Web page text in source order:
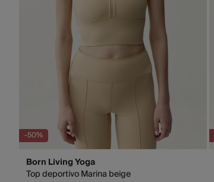
-50%
Born Living Yoga
Top deportivo Marina beige